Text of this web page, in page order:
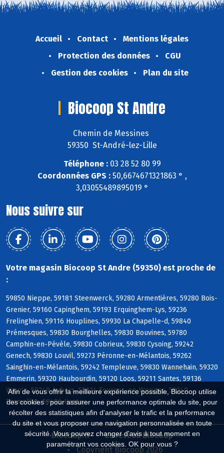
Afin de vous offrir la meilleure expérience possible, Biocoop utilise
des cookies : pour assurer une performance optimale du site, pour
récolter des statistiques afin d'analyser le trafic et la performance
du site et vous proposer une navigation personnalisée en toute
sécurité. Vous pouvez changer d'avis à tout moment en
paramétrant vos cookies. OK pour vous ?
Accueil Contact
Mentions légales
Protection des données
CGU
Gestion des cookies
Plan du site
Biocoop St Andre
Chemin de Messines
59350 St-André-lez-Lille
Téléphone :03 28 52 80 99
Coordonnées GPS :50,6674671321863 ° ,
3,03055489895019 °
Nous suivre sur
Votre magasin Biocoop St Andre (59350) est proche de
:
59850 Nieppe, 59181 Steenwerck, 59280 Armentières, 59280 Bois-
Grenier, 59160 Capinghem, 59193 Erquinghem-Lys, 59236
Frelinghien, 59116 Houplines, 59930 La Chapelle-d, 59840
Prémesques, 59830 Bourghelles, 59830 Bouvines, 59780
Camphin-en-Pévèle, 59830 Cobrieux, 59830 Cysoing, 59242
Genech, 59830 Louvil, 59273 Péronne-en-Mélantois, 59262
Sainghin-en-Mélantois, 59242 Templeuve, 59830 Wannehain, 59320
Emmerin, 59320 Haubourdin, 59120 Loos, 59211 Santes, 59136
Wavrin, 59249 Aubers, 59134 Fournes-en-Weppes, 59249
Fromelles, 59496 Hantay
Biocoop.fr
Le réseau Biocoop
Copyright Biocoop 2026